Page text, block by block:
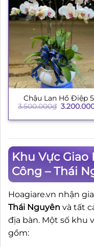
Chậu Lan Hồ Điệp 5
3.500.000₫ Giá
là:
Khu Vực Giao
Công – Thái
Hoagiare.vn nhận
Thái Nguyên và tất
địa bàn. Một số khu
gồm: